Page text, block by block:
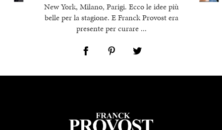
New York, Milano, Parigi. Ecco le idee più
belle per la stagione. E Franck Provost era
presente per curare ...